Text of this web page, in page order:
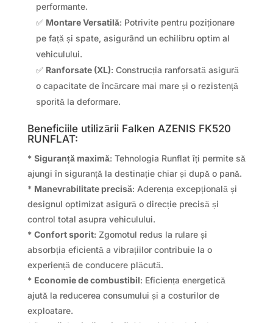
performante.
✅ Montare Versatilă: Potrivite pentru poziționare
pe față și spate, asigurând un echilibru optim al
vehiculului.
✅ Ranforsate (XL): Construcția ranforsată asigură
o capacitate de încărcare mai mare și o rezistență
sporită la deformare.
Beneficiile utilizării Falken AZENIS FK520
RUNFLAT:
* Siguranță maximă: Tehnologia Runflat îți permite să
ajungi în siguranță la destinație chiar și după o pană.
* Manevrabilitate precisă: Aderența excepțională și
designul optimizat asigură o direcție precisă și
control total asupra vehiculului.
* Confort sporit: Zgomotul redus la rulare și
absorbția eficientă a vibrațiilor contribuie la o
experiență de conducere plăcută.
* Economie de combustibil: Eficiența energetică
ajută la reducerea consumului și a costurilor de
exploatare.